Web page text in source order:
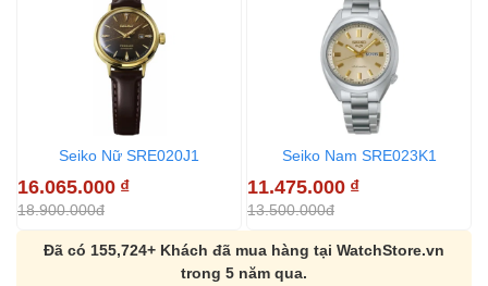
Seiko Nữ SRE020J1
16.065.000 ₫
18.900.000đ
Seiko Nam SRE023K1
11.475.000 ₫
13.500.000đ
Đã có 155,724+ Khách đã mua hàng tại WatchStore.vn
trong 5 năm qua.